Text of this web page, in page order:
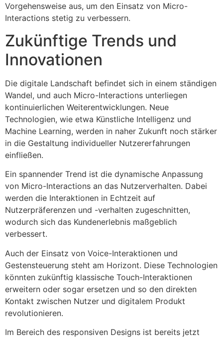
Vorgehensweise aus, um den Einsatz von Micro-
Interactions stetig zu verbessern.
Zukünftige Trends und
Innovationen
Die digitale Landschaft befindet sich in einem ständigen
Wandel, und auch Micro-Interactions unterliegen
kontinuierlichen Weiterentwicklungen. Neue
Technologien, wie etwa Künstliche Intelligenz und
Machine Learning, werden in naher Zukunft noch stärker
in die Gestaltung individueller Nutzererfahrungen
einfließen.
Ein spannender Trend ist die dynamische Anpassung
von Micro-Interactions an das Nutzerverhalten. Dabei
werden die Interaktionen in Echtzeit auf
Nutzerpräferenzen und -verhalten zugeschnitten,
wodurch sich das Kundenerlebnis maßgeblich
verbessert.
Auch der Einsatz von Voice-Interaktionen und
Gestensteuerung steht am Horizont. Diese Technologien
könnten zukünftig klassische Touch-Interaktionen
erweitern oder sogar ersetzen und so den direkten
Kontakt zwischen Nutzer und digitalem Produkt
revolutionieren.
Im Bereich des responsiven Designs ist bereits jetzt